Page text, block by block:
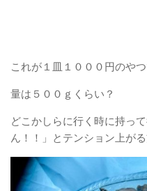
これが１皿１０００円のやつ
量は５００ｇくらい？
どこかしらに行く時に持っ
ん！！」とテンション上が